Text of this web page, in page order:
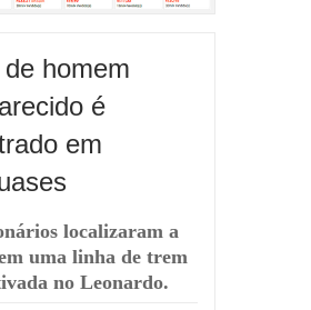
homem
é
em
localizaram a
uma linha de trem
no Leonardo.